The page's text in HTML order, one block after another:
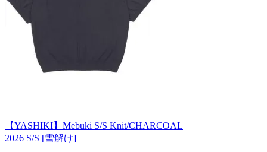
【YASHIKI】Mebuki S/S Knit/CHARCOAL
2026 S/S [雪解け]